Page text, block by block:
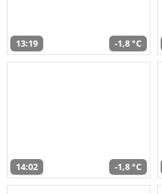
13:19 -1,8 °C
14:02 -1,8 °C